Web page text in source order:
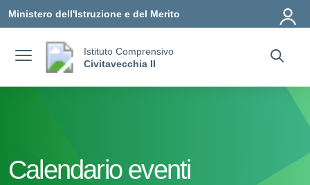
Ministero dell'Istruzione e del Merito
Istituto Comprensivo
Civitavecchia II
Calendario eventi